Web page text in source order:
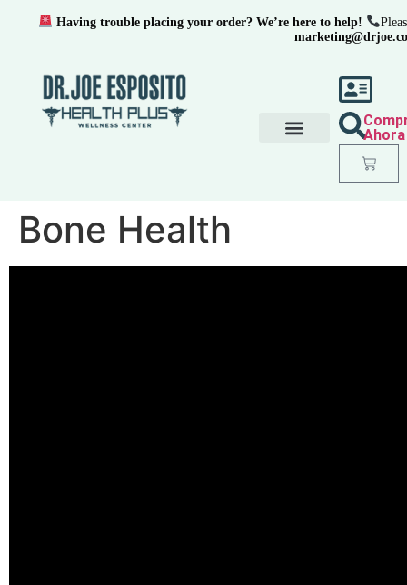
Ahora
Bone Health
Having trouble placing your order? We’re here to help!